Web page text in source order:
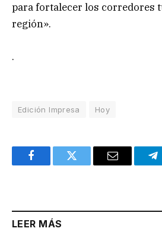
para fortalecer los corredores
región».
.
Edición Impresa Hoy
FacebookTwitter Email
LEER MÁS